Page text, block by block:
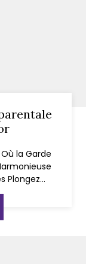
la Garde
Plongez...